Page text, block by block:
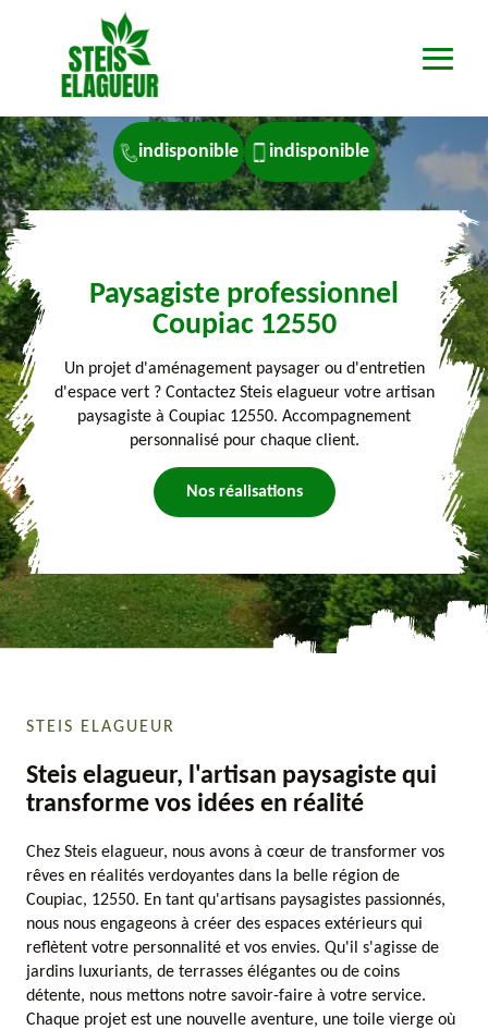
indisponible indisponible
Paysagiste professionnel
Coupiac 12550
Un projet d'aménagement paysager ou d'entretien
d'espace vert ? Contactez Steis elagueur votre artisan
paysagiste à Coupiac 12550. Accompagnement
personnalisé pour chaque client.
Nos réalisations
STEIS ELAGUEUR
Steis elagueur, l'artisan paysagiste qui
transforme vos idées en réalité
Chez Steis elagueur, nous avons à cœur de transformer vos
rêves en réalités verdoyantes dans la belle région de
Coupiac, 12550. En tant qu'artisans paysagistes passionnés,
nous nous engageons à créer des espaces extérieurs qui
reflètent votre personnalité et vos envies. Qu'il s'agisse de
jardins luxuriants, de terrasses élégantes ou de coins
détente, nous mettons notre savoir-faire à votre service.
Chaque projet est une nouvelle aventure, une toile vierge où